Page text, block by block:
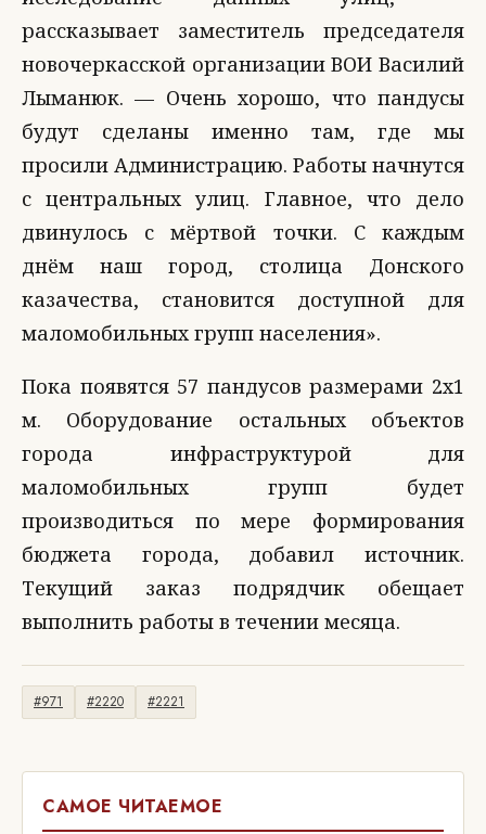
рассказывает заместитель председателя
новочеркасской организации ВОИ Василий
Лыманюк. — Очень хорошо, что пандусы
будут сделаны именно там, где мы
просили Администрацию. Работы начнутся
с центральных улиц. Главное, что дело
двинулось с мёртвой точки. С каждым
днём наш город, столица Донского
казачества, становится доступной для
маломобильных групп населения».
Пока появятся 57 пандусов размерами 2х1
м. Оборудование остальных объектов
города инфраструктурой для
маломобильных групп будет
производиться по мере формирования
бюджета города, добавил источник.
Текущий заказ подрядчик обещает
выполнить работы в течении месяца.
#971 #2220 #2221
САМОЕ ЧИТАЕМОЕ